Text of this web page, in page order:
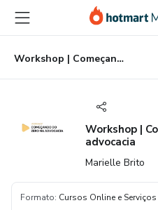
para
conteúdo
principal
para
pagamento
para
rodapé
Workshop | Começando do zero na advocacia
Workshop |
advocacia
Marielle Brito
Formato: Cursos Online e